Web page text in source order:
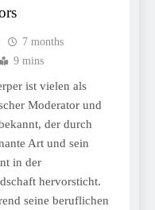
7 months
9 mins
ist vielen als
Moderator und
der durch
Art und sein
in der
hervorsticht.
seine beruflichen